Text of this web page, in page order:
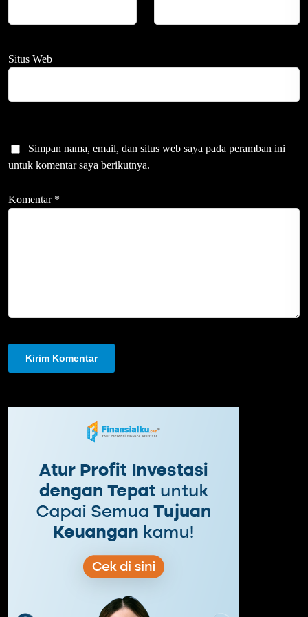
Situs Web
Simpan nama, email, dan situs web saya pada peramban ini
untuk komentar saya berikutnya.
Komentar *